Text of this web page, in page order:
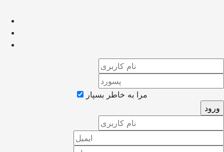
مرا به خاطر بسپار